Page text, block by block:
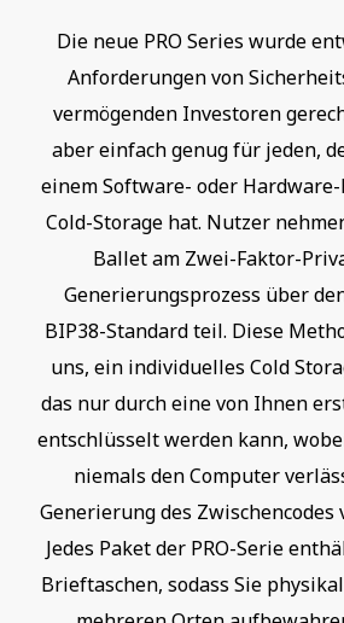
Die neue PRO Series wurde
Anforderungen von
vermögenden Investoren
aber einfach genug für jeden,
einem Software- oder
Cold-Storage hat. Nutzer
Ballet am Zwei-Faktor-
Generierungsprozess über
BIP38-Standard teil. Diese
uns, ein individuelles Cold
das nur durch eine von Ihnen
entschlüsselt werden kann,
niemals den Computer
Generierung des Zwischencodes
Jedes Paket der PRO-Serie
Brieftaschen, sodass Sie